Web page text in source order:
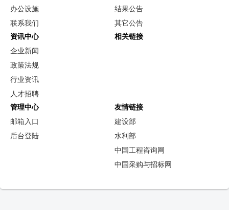
办公设施
联系我们
结果公告
其它公告
资讯中心
企业新闻
政策法规
行业资讯
人才招聘
相关链接
管理中心
邮箱入口
后台登陆
友情链接
建设部
水利部
中国工程咨询网
中国采购与招标网